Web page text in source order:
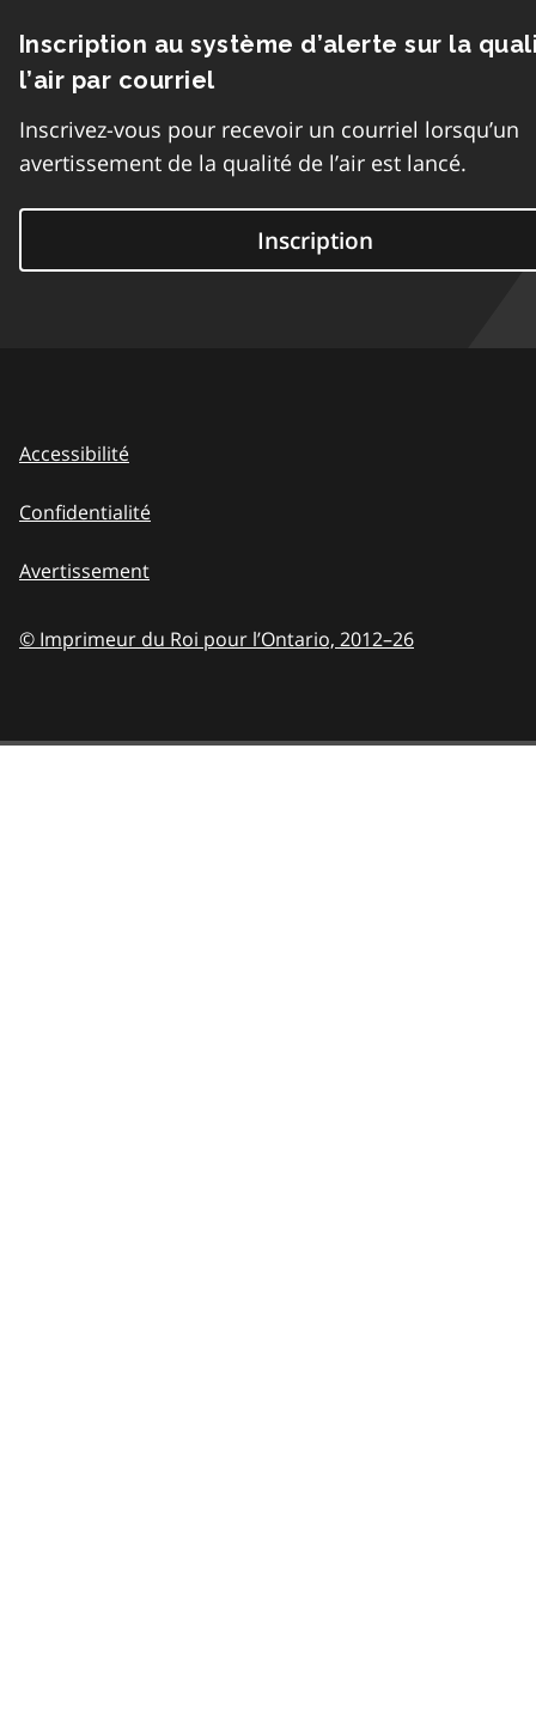
Inscription au système d’alerte sur la
l’air par courriel
Inscrivez-vous pour recevoir un courriel lorsqu’un
avertissement de la qualité de l’air est lancé.
Inscription
Accessibilité
Confidentialité
Avertissement
© Imprimeur du Roi pour l’Ontario, 2012–26